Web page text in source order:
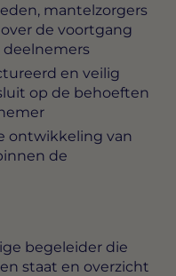
mantelzorgers
de voortgang
en veilig
op de behoeften
ontwikkeling van
de
begeleider die
staat en overzicht